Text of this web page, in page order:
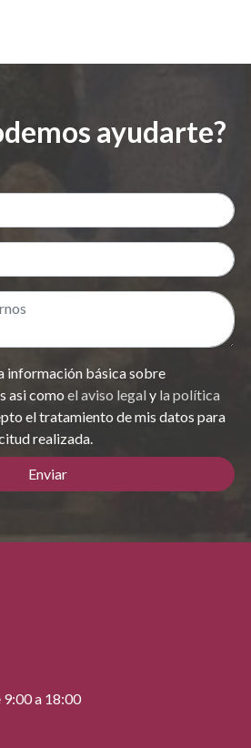
ayudarte?
protección de datos asi como el aviso legaly la política
el tratamiento de mis datos para
realizada.
Enviar
9:00 a 18:00